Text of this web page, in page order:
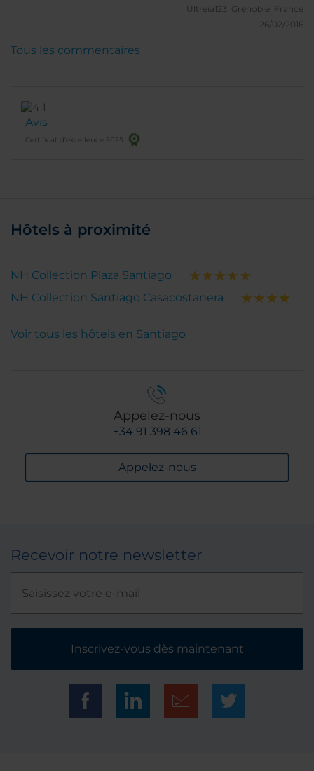
Ultreia123. Grenoble, France
26/02/2016
Avis
Certificat d’excellence 2025
Tous les commentaires
Hôtels à proximité
NH Collection Plaza Santiago
NH Collection Santiago Casacostanera
Voir tous les hôtels en Santiago
Appelez-nous
+34 91 398 46 61
Appelez-nous
Recevoir notre newsletter
Inscrivez-vous dès maintenant